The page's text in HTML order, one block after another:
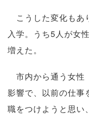
こうした変化もあ
入学。うち5人が女
増えた。
市内から通う女性
影響で、以前の仕事
職をつけようと思い